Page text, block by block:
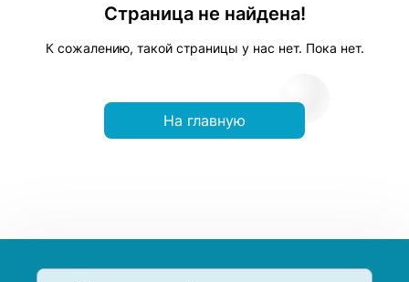
Страница не найдена!
К сожалению, такой страницы у нас нет. Пока нет.
На главную